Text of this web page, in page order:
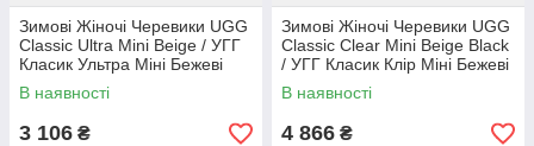
Зимові Жіночі Черевики UGG
Classic Ultra Mini Beige / УГГ
Класик Ультра Міні Бежеві
В наявності
3 106 ₴
Зимові Жіночі Черевики UGG
Classic Clear Mini Beige Black
/ УГГ Класик Клір Міні Бежеві
з Чорним
В наявності
4 866 ₴